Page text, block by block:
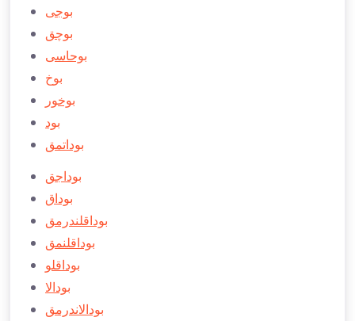
بوجی
بوچق
بوحاسی
بوخ
بوخور
بود
بوداتمق
بوداجق
بوداق
بوداقلندرمق
بوداقلنمق
بوداقلو
بودالا
بودالاندرمق